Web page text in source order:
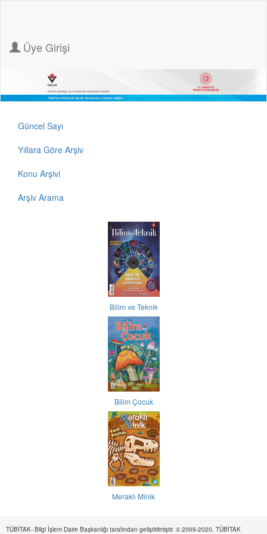
Üye Girişi
Güncel Sayı
Yıllara Göre Arşiv
Konu Arşivi
Arşiv Arama
Bilim ve Teknik
Bilim Çocuk
Meraklı Minik
TÜBİTAK- Bilgi İşlem Daire Başkanlığı tarafından geliştirilmiştir. © 2009-2020, TÜBİTAK